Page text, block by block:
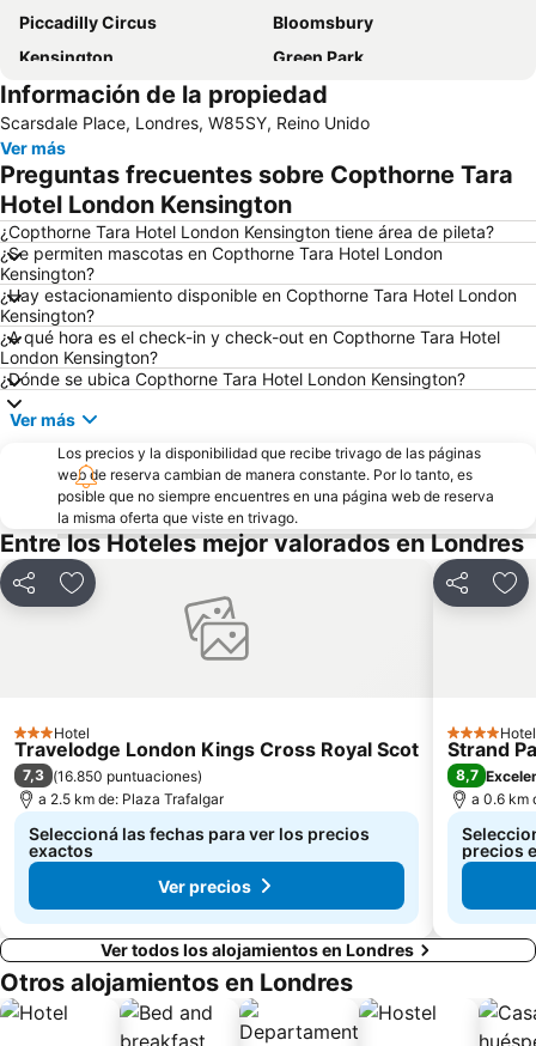
Piccadilly Circus
Bloomsbury
Kensington
Green Park
Leicester Square
The Wars of the Roses at Tower of London
Torre del Reloj - Big Ben
St Pancras Station
Hyde Park
Notting Hill
Marylebone Metro Station
St Pancras
King's Cross Station
Aeropuerto de Londres-Heathrow
Kensington (Olympia) Metro Station
Pimlico
Picadilly Circus Station
Covent Garden
Torre de Londres
Tower Bridge
City de Londres
Heathrow Terminal 5 Metro Station
Aeropuerto de Londres - Gatwick
Palladium
Plaza Trafalgar
Kennington
Aldgate East Metro Station
The Old Truman Brewery
Estadio de Wembley
ExCeL
Información de la propiedad
Scarsdale Place, Londres, W85SY, Reino Unido
Ver más
Preguntas frecuentes sobre Copthorne Tara
Hotel London Kensington
¿Copthorne Tara Hotel London Kensington tiene área de pileta?
¿Se permiten mascotas en Copthorne Tara Hotel London
Kensington?
¿Hay estacionamiento disponible en Copthorne Tara Hotel London
Kensington?
¿A qué hora es el check-in y check-out en Copthorne Tara Hotel
London Kensington?
¿Dónde se ubica Copthorne Tara Hotel London Kensington?
Ver más
Los precios y la disponibilidad que recibe trivago de las páginas
web de reserva cambian de manera constante. Por lo tanto, es
posible que no siempre encuentres en una página web de reserva
la misma oferta que viste en trivago.
Entre los Hoteles mejor valorados en Londres
CompartirAñadir a favoritos
3 Estrellas
Hotel
Travelodge London Kings Cross Royal Scot
7,3 (16.850 puntuaciones)
a 2.5 km de: Plaza Trafalgar
Seleccioná las fechas para ver los precios
exactos
Ver precios
Compartir
4 Estrellas
Hotel
Strand
8,7
a 0.6 km
precios
Ver todos los alojamientos en Londres
Otros alojamientos en Londres